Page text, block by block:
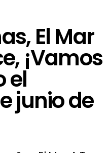
El Mar
¡Vamos
el
junio de